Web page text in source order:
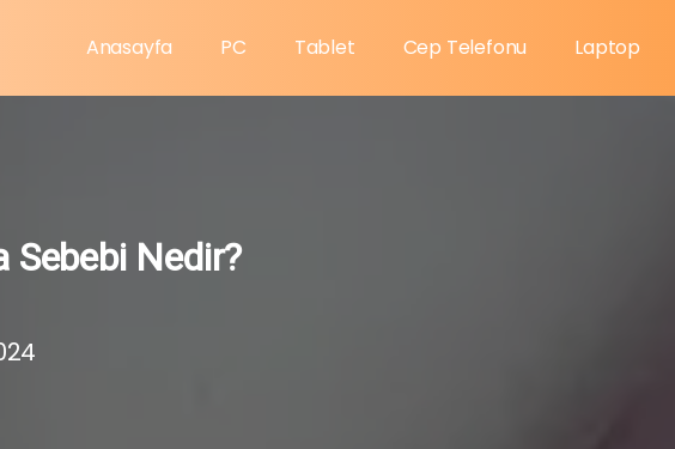
Anasayfa PC Tablet Cep Telefonu Laptop
Sebebi Nedir?